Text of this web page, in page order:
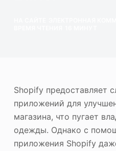
Shopify предоставляет
приложений для
магазина, что пугает
одежды. Однако с
приложения Shopify